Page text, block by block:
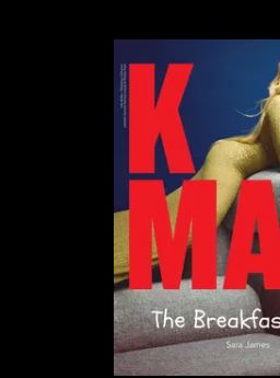
W piątek Anonymous nie
stronę rosyjskiego
włamali się na serwery
sieci pozyskaną baze danych.
adresy mailowe oraz numery
dygnitarzy. Mijały kolejne
ustawały. Strona Kremlu,
Rosyjskiej, Dumy
resortu energetyki... – Hej,